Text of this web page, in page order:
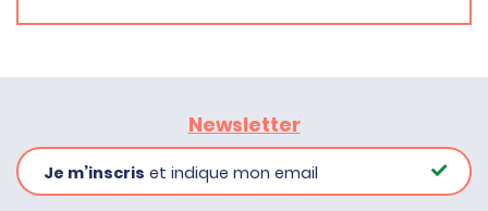
Newsletter
Je m’inscris et indique mon email